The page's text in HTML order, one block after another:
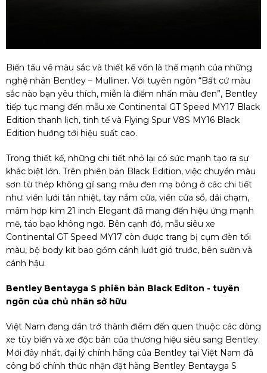
Biến tấu về màu sắc và thiết kế vốn là thế mạnh của những
nghệ nhân Bentley – Mulliner. Với tuyên ngôn “Bất cứ màu
sắc nào bạn yêu thích, miễn là điểm nhấn màu đen”, Bentley
tiếp tục mang đến mẫu xe Continental GT Speed MY17 Black
Edition thanh lịch, tinh tế và Flying Spur V8S MY16 Black
Edition hướng tới hiệu suất cao.
Trong thiết kế, những chi tiết nhỏ lại có sức mạnh tạo ra sự
khác biệt lớn. Trên phiên bản Black Edition, việc chuyển màu
sơn từ thép không gỉ sang màu đen mạ bóng ở các chi tiết
như: viền lưới tản nhiệt, tay nắm cửa, viền cửa sổ, dải chạm,
mâm hợp kim 21 inch Elegant đã mang đến hiệu ứng mạnh
mẽ, táo bạo không ngờ. Bên cạnh đó, mẫu siêu xe
Continental GT Speed MY17 còn được trang bị cụm đèn tối
màu, bộ body kit bao gồm cánh lướt gió trước, bên sườn và
cánh hậu.
Bentley Bentayga S phiên bản Black Editon - tuyên
ngôn của chủ nhân sở hữu
Việt Nam đang dần trở thành điểm đến quen thuộc các dòng
xe tùy biến và xe độc bản của thương hiệu siêu sang Bentley.
Mới đây nhất, đại lý chính hãng của Bentley tại Việt Nam đã
công bố chính thức nhận đặt hàng Bentley Bentayga S